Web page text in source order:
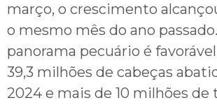
março, o crescimento
o mesmo mês do ano
panorama pecuário é
39,3 milhões de cabeças
2024 e mais de 10 milhões de